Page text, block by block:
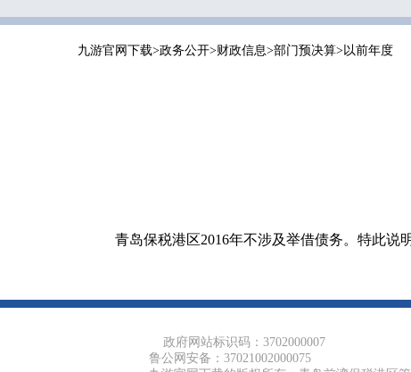
九游官网下载>政务公开>财政信息>部门预决算>以前年度
青岛保税港区2016年不涉及举借债务。特此说明
政府网站标识码：3702000007
鲁公网安备：37021002000075